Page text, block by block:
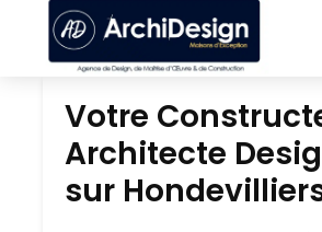
Votre
Architecte
sur